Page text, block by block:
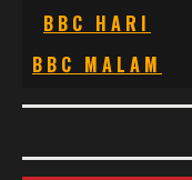
BBC HARI
BBC MALAM